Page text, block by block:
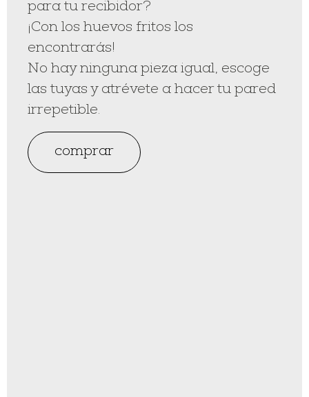
para tu recibidor?
¡Con los huevos fritos los
encontrarás!
No hay ninguna pieza igual, escoge
las tuyas y atrévete a hacer tu pared
irrepetible.
comprar